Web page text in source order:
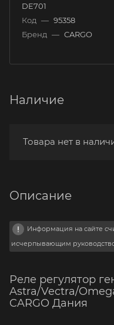
DE701
Код — 95358
Бренд — CARGO
Наличие
Товара нет в
Описание
Информация на сайте
исчерпывающим
Реле регулятор
Astra/Vectra/
CARGO Дания